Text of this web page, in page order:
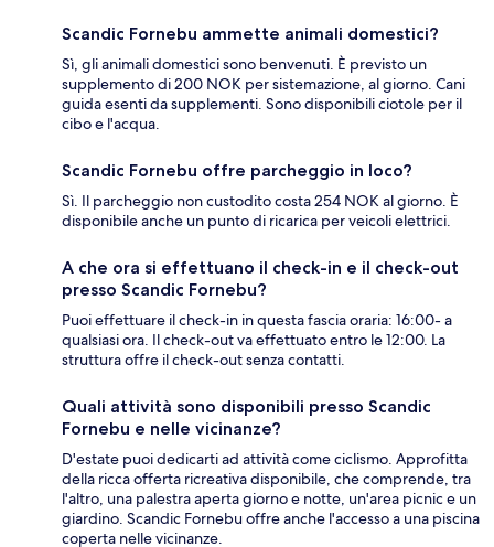
Scandic Fornebu ammette animali domestici?
Sì, gli animali domestici sono benvenuti. È previsto un
supplemento di 200 NOK per sistemazione, al giorno. Cani
guida esenti da supplementi. Sono disponibili ciotole per il
cibo e l'acqua.
Scandic Fornebu offre parcheggio in loco?
Sì. Il parcheggio non custodito costa 254 NOK al giorno. È
disponibile anche un punto di ricarica per veicoli elettrici.
A che ora si effettuano il check-in e il check-out
presso Scandic Fornebu?
Puoi effettuare il check-in in questa fascia oraria: 16:00- a
qualsiasi ora. Il check-out va effettuato entro le 12:00. La
struttura offre il check-out senza contatti.
Quali attività sono disponibili presso Scandic
Fornebu e nelle vicinanze?
D'estate puoi dedicarti ad attività come ciclismo. Approfitta
della ricca offerta ricreativa disponibile, che comprende, tra
l'altro, una palestra aperta giorno e notte, un'area picnic e un
giardino. Scandic Fornebu offre anche l'accesso a una piscina
coperta nelle vicinanze.